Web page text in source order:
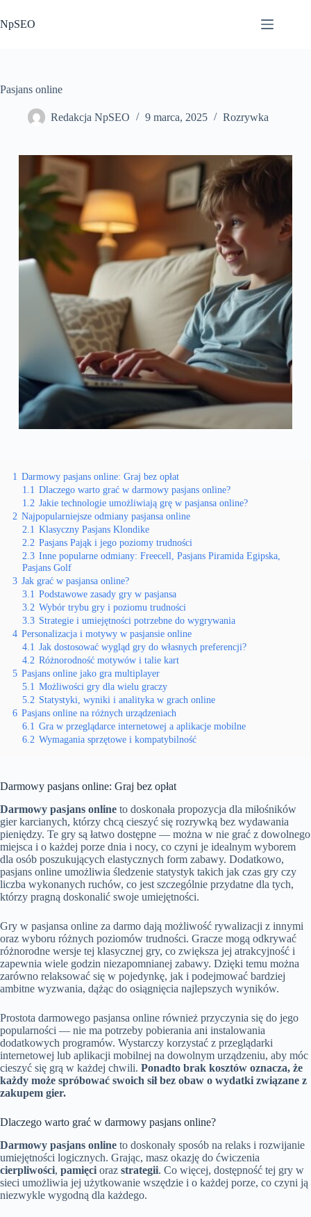
do
treści
NpSEO
Pasjans online
Redakcja NpSEO 9 marca, 2025 Rozrywka
1 Darmowy pasjans online: Graj bez opłat
1.1 Dlaczego warto grać w darmowy pasjans online?
1.2 Jakie technologie umożliwiają grę w pasjansa online?
2 Najpopularniejsze odmiany pasjansa online
2.1 Klasyczny Pasjans Klondike
2.2 Pasjans Pająk i jego poziomy trudności
2.3 Inne popularne odmiany: Freecell, Pasjans Piramida Egipska,
Pasjans Golf
3 Jak grać w pasjansa online?
3.1 Podstawowe zasady gry w pasjansa
3.2 Wybór trybu gry i poziomu trudności
3.3 Strategie i umiejętności potrzebne do wygrywania
4 Personalizacja i motywy w pasjansie online
4.1 Jak dostosować wygląd gry do własnych preferencji?
4.2 Różnorodność motywów i talie kart
5 Pasjans online jako gra multiplayer
5.1 Możliwości gry dla wielu graczy
5.2 Statystyki, wyniki i analityka w grach online
6 Pasjans online na różnych urządzeniach
6.1 Gra w przeglądarce internetowej a aplikacje mobilne
6.2 Wymagania sprzętowe i kompatybilność
Darmowy pasjans online: Graj bez opłat
Darmowy pasjans online to doskonała propozycja dla miłośników
gier karcianych, którzy chcą cieszyć się rozrywką bez wydawania
pieniędzy. Te gry są łatwo dostępne — można w nie grać z dowolnego
miejsca i o każdej porze dnia i nocy, co czyni je idealnym wyborem
dla osób poszukujących elastycznych form zabawy. Dodatkowo,
pasjans online umożliwia śledzenie statystyk takich jak czas gry czy
liczba wykonanych ruchów, co jest szczególnie przydatne dla tych,
którzy pragną doskonalić swoje umiejętności.
Gry w pasjansa online za darmo dają możliwość rywalizacji z innymi
oraz wyboru różnych poziomów trudności. Gracze mogą odkrywać
różnorodne wersje tej klasycznej gry, co zwiększa jej atrakcyjność i
zapewnia wiele godzin niezapomnianej zabawy. Dzięki temu można
zarówno relaksować się w pojedynkę, jak i podejmować bardziej
ambitne wyzwania, dążąc do osiągnięcia najlepszych wyników.
Prostota darmowego pasjansa online również przyczynia się do jego
popularności — nie ma potrzeby pobierania ani instalowania
dodatkowych programów. Wystarczy korzystać z przeglądarki
internetowej lub aplikacji mobilnej na dowolnym urządzeniu, aby móc
cieszyć się grą w każdej chwili. Ponadto brak kosztów oznacza, że
każdy może spróbować swoich sił bez obaw o wydatki związane z
zakupem gier.
Dlaczego warto grać w darmowy pasjans online?
Darmowy pasjans online to doskonały sposób na relaks i rozwijanie
umiejętności logicznych. Grając, masz okazję do ćwiczenia
cierpliwości, pamięci oraz strategii. Co więcej, dostępność tej gry w
sieci umożliwia jej użytkowanie wszędzie i o każdej porze, co czyni ją
niezwykle wygodną dla każdego.